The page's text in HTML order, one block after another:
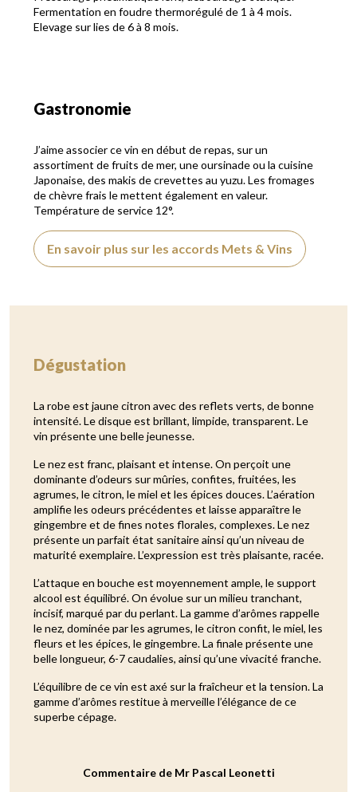
Fermentation en foudre thermorégulé de 1 à 4 mois.
Elevage sur lies de 6 à 8 mois.
Gastronomie
J’aime associer ce vin en début de repas, sur un
assortiment de fruits de mer, une oursinade ou la cuisine
Japonaise, des makis de crevettes au yuzu. Les fromages
de chèvre frais le mettent également en valeur.
Température de service 12°.
En savoir plus sur les accords Mets & Vins
Dégustation
La robe est jaune citron avec des reflets verts, de bonne
intensité. Le disque est brillant, limpide, transparent. Le
vin présente une belle jeunesse.
Le nez est franc, plaisant et intense. On perçoit une
dominante d’odeurs sur mûries, confites, fruitées, les
agrumes, le citron, le miel et les épices douces. L’aération
amplifie les odeurs précédentes et laisse apparaître le
gingembre et de fines notes florales, complexes. Le nez
présente un parfait état sanitaire ainsi qu’un niveau de
maturité exemplaire. L’expression est très plaisante, racée.
L’attaque en bouche est moyennement ample, le support
alcool est équilibré. On évolue sur un milieu tranchant,
incisif, marqué par du perlant. La gamme d’arômes rappelle
le nez, dominée par les agrumes, le citron confit, le miel, les
fleurs et les épices, le gingembre. La finale présente une
belle longueur, 6-7 caudalies, ainsi qu’une vivacité franche.
L’équilibre de ce vin est axé sur la fraîcheur et la tension. La
gamme d’arômes restitue à merveille l’élégance de ce
superbe cépage.
Commentaire de Mr Pascal Leonetti